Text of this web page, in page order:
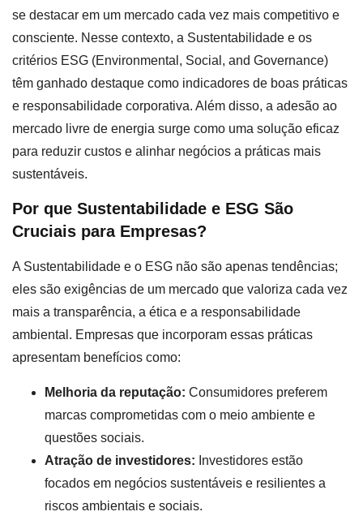
se destacar em um mercado cada vez mais competitivo e
consciente. Nesse contexto, a Sustentabilidade e os
critérios ESG (Environmental, Social, and Governance)
têm ganhado destaque como indicadores de boas práticas
e responsabilidade corporativa. Além disso, a adesão ao
mercado livre de energia surge como uma solução eficaz
para reduzir custos e alinhar negócios a práticas mais
sustentáveis.
Por que Sustentabilidade e ESG São
Cruciais para Empresas?
A Sustentabilidade e o ESG não são apenas tendências;
eles são exigências de um mercado que valoriza cada vez
mais a transparência, a ética e a responsabilidade
ambiental. Empresas que incorporam essas práticas
apresentam benefícios como:
Melhoria da reputação: Consumidores preferem
marcas comprometidas com o meio ambiente e
questões sociais.
Atração de investidores: Investidores estão
focados em negócios sustentáveis e resilientes a
riscos ambientais e sociais.